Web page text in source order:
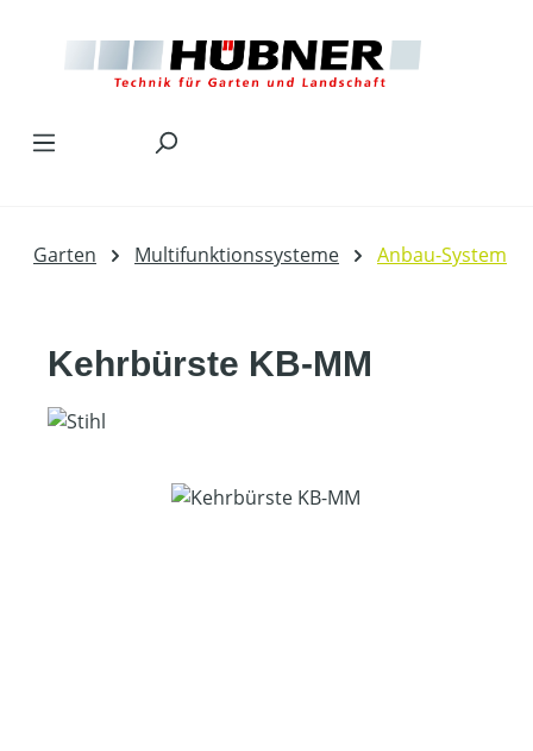
Garten Multifunktionssysteme Anbau-System
Kehrbürste KB-MM
Bildergalerie überspringen